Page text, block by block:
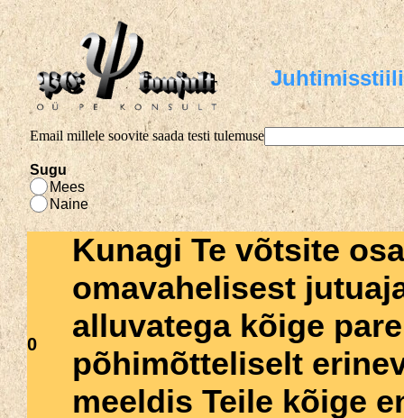
Email millele soovite saada testi tulemuse
Sugu
Mees
Naine
0
Kunagi Te võtsite
omavahelisest
alluvatega kõige
põhimõtteliselt
meeldis Teile kõige